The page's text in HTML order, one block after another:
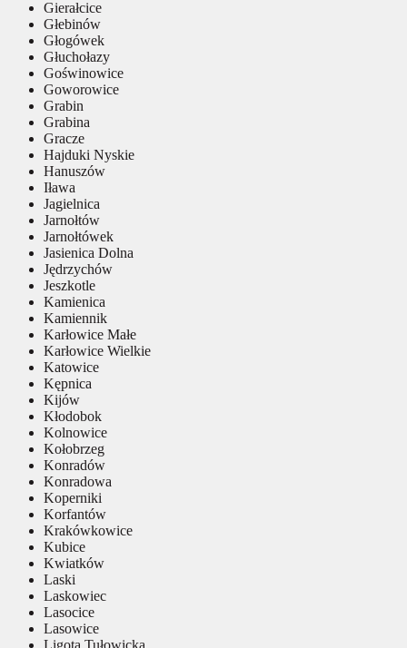
Gierałcice
Głebinów
Głogówek
Głuchołazy
Goświnowice
Goworowice
Grabin
Grabina
Gracze
Hajduki Nyskie
Hanuszów
Iława
Jagielnica
Jarnołtów
Jarnołtówek
Jasienica Dolna
Jędrzychów
Jeszkotle
Kamienica
Kamiennik
Karłowice Małe
Karłowice Wielkie
Katowice
Kępnica
Kijów
Kłodobok
Kolnowice
Kołobrzeg
Konradów
Konradowa
Koperniki
Korfantów
Krakówkowice
Kubice
Kwiatków
Laski
Laskowiec
Lasocice
Lasowice
Ligota Tułowicka